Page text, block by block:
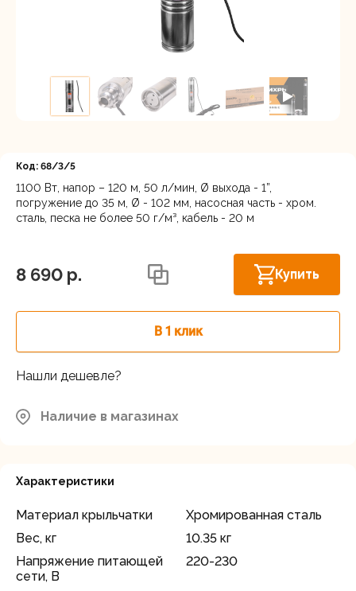
Код: 68/3/5
1100 Вт, напор – 120 м, 50 л/мин, Ø выхода - 1”,
погружение до 35 м, Ø - 102 мм, насосная часть - хром.
сталь, песка не более 50 г/м³, кабель - 20 м
8 690 p. Купить
В 1 клик
Нашли дешевле?
Наличие в магазинах
Нижний Новгород, ул. Ларина, 18А В наличии
Характеристики
Материал крыльчатки
Хромированная сталь
Вес, кг
10.35 кг
Напряжение питающей
сети, В
220-230